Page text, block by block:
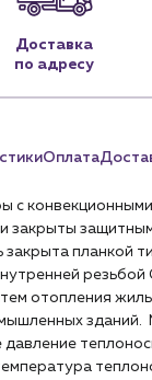
– 18:00
ул. Российская, 63
Доставка
по адресу
Оплата
с
закрыты
планкой
резьбой
отопления
зданий.